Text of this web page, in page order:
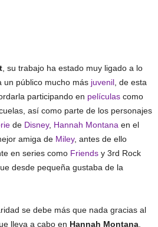
, su trabajo ha estado muy ligado a lo
un público mucho más juvenil , de esta
participando en películas como
así como parte de los personajes
de Disney, Hannah Montana en el
amiga de Miley, antes de ello
en series como Friends y 3rd Rock
desde pequeña gustaba de la
se debe más que nada gracias al
lleva a cabo en Hannah Montana